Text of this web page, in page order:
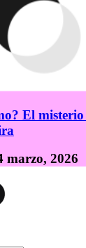
El misterio
marzo, 2026